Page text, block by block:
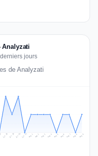
Analyzati
jours
de Analyzati
Jul 28 Jul 29 Jul 30 Jul 31 Aug 1 Aug 2 Aug 3 Aug 4 Aug 5 Aug 6 Aug 7 Aug 8 Aug 9